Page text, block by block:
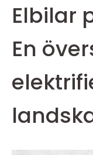
Elbilar
En